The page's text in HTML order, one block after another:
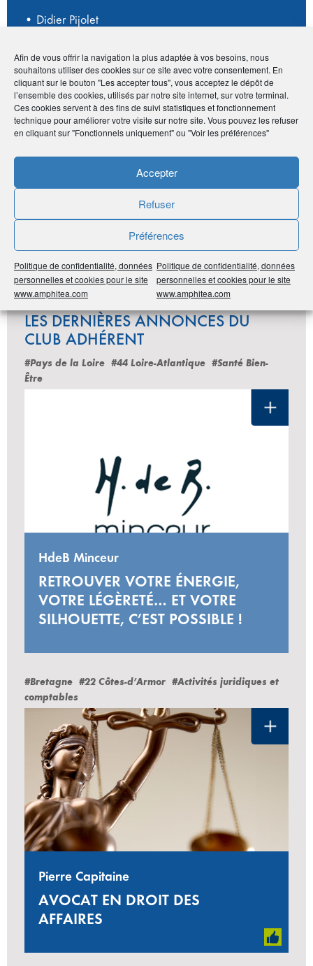
Afin de vous offrir la navigation la plus adaptée à vos besoins, nous
souhaitons utiliser des cookies sur ce site avec votre consentement. En
cliquant sur le bouton "Les accepter tous", vous acceptez le dépôt de
l’ensemble des cookies, utilisés par notre site internet, sur votre terminal.
Ces cookies servent à des fins de suivi statistiques et fonctionnement
technique pour améliorer votre visite sur notre site. Vous pouvez les refuser
en cliquant sur "Fonctionnels uniquement" ou "Voir les préférences"
Accepter
Refuser
Préférences
Politique de confidentialité, données
personnelles et cookies pour le site
www.amphitea.com
Politique de confidentialité, données
personnelles et cookies pour le site
www.amphitea.com
• Didier Pijolet
•didier.pijolet@africallways.com
•http://www.africallways.com/
Publié le :8 juin 2020
Imprimer
Partager
LES DERNIÈRES ANNONCES DU
CLUB ADHÉRENT
#Pays de la Loire #44 Loire-Atlantique #Santé Bien-
Être
HdeB Minceur
RETROUVER VOTRE ÉNERGIE,
VOTRE LÉGÈRETÉ… ET VOTRE
SILHOUETTE, C’EST POSSIBLE !
#Bretagne #22 Côtes-d’Armor #Activités juridiques et
comptables
Pierre Capitaine
AVOCAT EN DROIT DES
AFFAIRES